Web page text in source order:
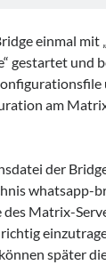
einmal mit
gestartet und
am
der
whatsapp-
Matrix-
später